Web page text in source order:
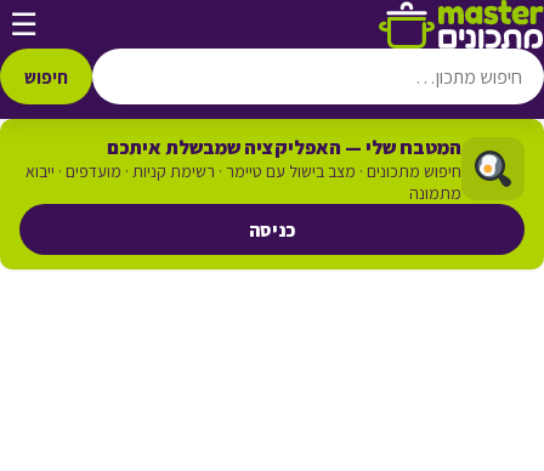
דלג לתוכן ☰
חיפוש
המטבח שלי — האפליקציה שמבשלת איתכם
חיפוש מתכונים · מצב בישול עם טיימר · רשימת קניות · מועדפים · ייבוא
מתמונה
כניסה